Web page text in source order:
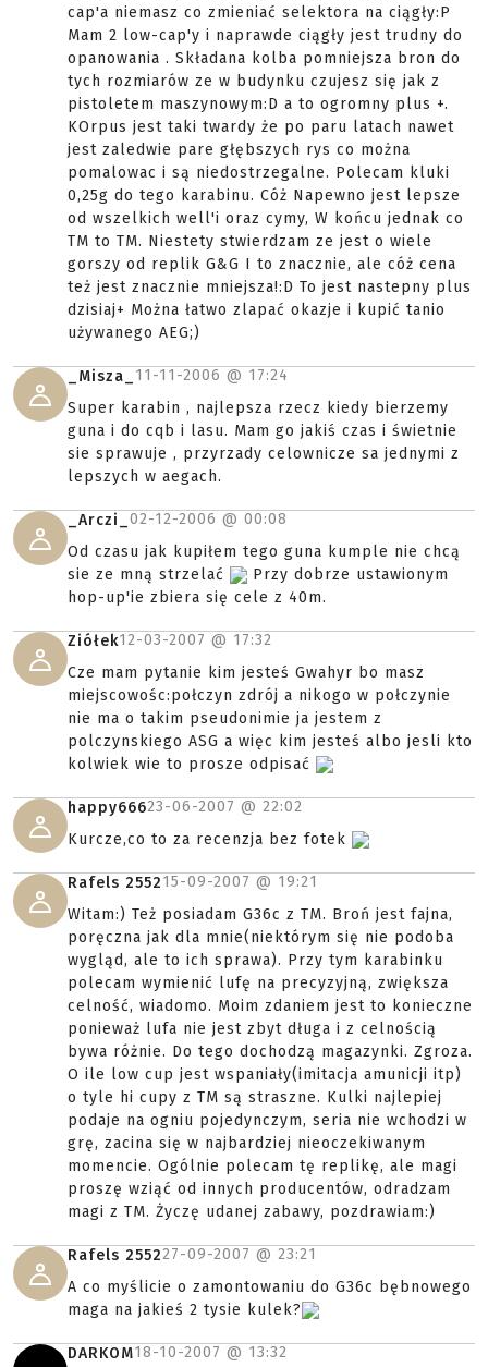
cap'a niemasz co zmieniać selektora na ciągły:P
Mam 2 low-cap'y i naprawde ciągły jest trudny do
opanowania . Składana kolba pomniejsza bron do
tych rozmiarów ze w budynku czujesz się jak z
pistoletem maszynowym:D a to ogromny plus +.
KOrpus jest taki twardy że po paru latach nawet
jest zaledwie pare głębszych rys co można
pomalowac i są niedostrzegalne. Polecam kluki
0,25g do tego karabinu. Cóż Napewno jest lepsze
od wszelkich well'i oraz cymy, W końcu jednak co
TM to TM. Niestety stwierdzam ze jest o wiele
gorszy od replik G&G I to znacznie, ale cóż cena
też jest znacznie mniejsza!:D To jest nastepny plus
dzisiaj+ Można łatwo zlapać okazje i kupić tanio
używanego AEG;)
_Misza_ 11-11-2006 @ 17:24
Super karabin , najlepsza rzecz kiedy bierzemy
guna i do cqb i lasu. Mam go jakiś czas i świetnie
sie sprawuje , przyrzady celownicze sa jednymi z
lepszych w aegach.
_Arczi_ 02-12-2006 @ 00:08
Od czasu jak kupiłem tego guna kumple nie chcą
sie ze mną strzelać
Przy dobrze ustawionym
hop-up'ie zbiera się cele z 40m.
Ziółek12-03-2007 @ 17:32
Cze mam pytanie kim jesteś Gwahyr bo masz
miejscowośc:połczyn zdrój a nikogo w połczynie
nie ma o takim pseudonimie ja jestem z
polczynskiego ASG a więc kim jesteś albo jesli kto
kolwiek wie to prosze odpisać
happy66623-06-2007 @ 22:02
Kurcze,co to za recenzja bez fotek
Rafels 255215-09-2007 @ 19:21
Witam:) Też posiadam G36c z TM. Broń jest fajna,
poręczna jak dla mnie(niektórym się nie podoba
wygląd, ale to ich sprawa). Przy tym karabinku
polecam wymienić lufę na precyzyjną, zwiększa
celność, wiadomo. Moim zdaniem jest to konieczne
ponieważ lufa nie jest zbyt długa i z celnością
bywa różnie. Do tego dochodzą magazynki. Zgroza.
O ile low cup jest wspaniały(imitacja amunicji itp)
o tyle hi cupy z TM są straszne. Kulki najlepiej
podaje na ogniu pojedynczym, seria nie wchodzi w
grę, zacina się w najbardziej nieoczekiwanym
momencie. Ogólnie polecam tę replikę, ale magi
proszę wziąć od innych producentów, odradzam
magi z TM. Życzę udanej zabawy, pozdrawiam:)
Rafels 255227-09-2007 @ 23:21
A co myślicie o zamontowaniu do G36c bębnowego
maga na jakieś 2 tysie kulek?
DARKOM18-10-2007 @ 13:32